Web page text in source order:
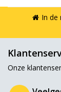
In de
Onze